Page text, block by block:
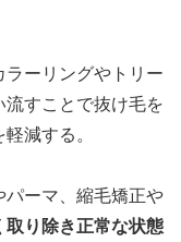
ーリングやトリー
流すことで抜け毛を
減する。
パーマ、縮毛矯正や
取り除き正常な状態